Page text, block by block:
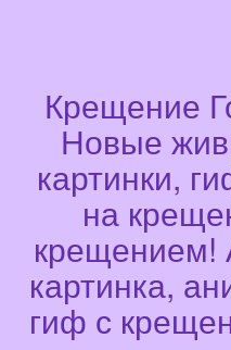
Крещение
Новые
картинки,
на
крещением!
картинка,
гиф с